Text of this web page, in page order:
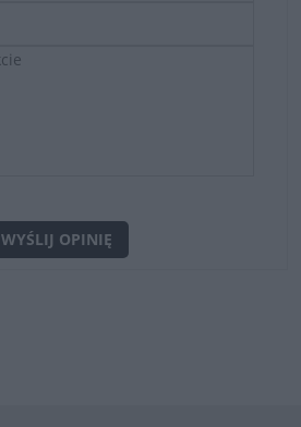
WYŚLIJ OPINIĘ